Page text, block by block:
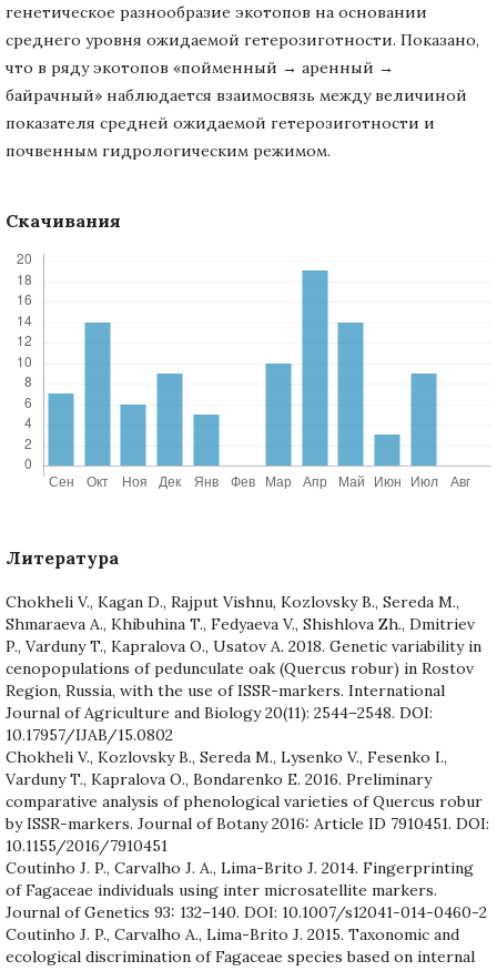
генетическое разнообразие экотопов на основании
среднего уровня ожидаемой гетерозиготности. Показано,
что в ряду экотопов «пойменный → аренный →
байрачный» наблюдается взаимосвязь между величиной
показателя средней ожидаемой гетерозиготности и
почвенным гидрологическим режимом.
Скачивания
Литература
Chokheli V., Kagan D., Rajput Vishnu, Kozlovsky B., Sereda M.,
Shmaraeva A., Khibuhina T., Fedyaeva V., Shishlova Zh., Dmitriev
P., Varduny T., Kapralova O., Usatov A. 2018. Genetic variability in
cenopopulations of pedunculate oak (Quercus robur) in Rostov
Region, Russia, with the use of ISSR-markers. International
Journal of Agriculture and Biology 20(11): 2544–2548. DOI:
10.17957/IJAB/15.0802
Chokheli V., Kozlovsky B., Sereda M., Lysenko V., Fesenko I.,
Varduny T., Kapralova O., Bondarenko E. 2016. Preliminary
comparative analysis of phenological varieties of Quercus robur
by ISSR-markers. Journal of Botany 2016: Article ID 7910451. DOI:
10.1155/2016/7910451
Coutinho J. P., Carvalho J. A., Lima-Brito J. 2014. Fingerprinting
of Fagaceae individuals using inter microsatellite markers.
Journal of Genetics 93: 132–140. DOI: 10.1007/s12041-014-0460-2
Coutinho J. P., Carvalho A., Lima-Brito J. 2015. Taxonomic and
ecological discrimination of Fagaceae species based on internal